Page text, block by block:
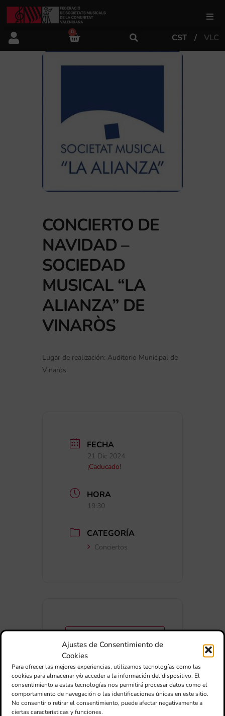
Ajustes de Consentimiento de
Cookies
Para ofrecer las mejores experiencias, utilizamos tecnologías como las
cookies para almacenar y/o acceder a la información del dispositivo. El
consentimiento a estas tecnologías nos permitirá procesar datos como el
comportamiento de navegación o las identificaciones únicas en este sitio.
No consentir o retirar el consentimiento, puede afectar negativamente a
ciertas características y funciones.
FSMCV
Área artística
0
CST VLC
CONCIERTO DE
NAVIDAD –
SOCIEDAD
MUSICAL “LA
ALIANZA” DE
VINARÒS
Lugar de realización: Auditorio Municipal de
Vinaròs.
FECHA
21 Dic 2024
¡Caducado!
HORA
19:30
CATEGORÍA
Conciertos
+ exportación iCal / Outlook